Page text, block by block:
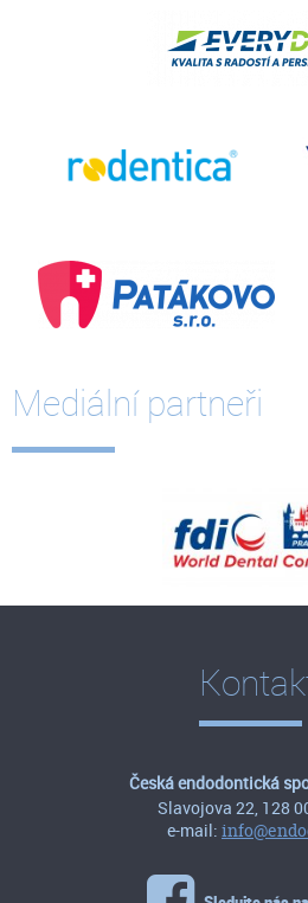
Mediální partneři
Česká endodontická
Slavojova 22, 128
e-mail: